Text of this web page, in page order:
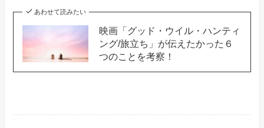
あわせて読みたい
映画「グッド・ウイル・ハンティ
ング/旅立ち」が伝えたかった６
つのことを考察！